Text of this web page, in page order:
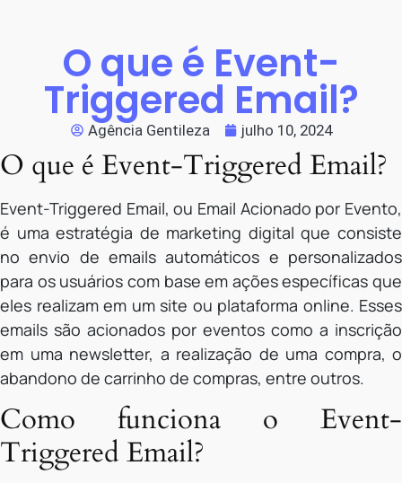
O que é Event-
Triggered Email?
Agência Gentileza julho 10, 2024
O que é Event-Triggered Email?
Event-Triggered Email, ou Email Acionado por Evento,
é uma estratégia de marketing digital que consiste
no envio de emails automáticos e personalizados
para os usuários com base em ações específicas que
eles realizam em um site ou plataforma online. Esses
emails são acionados por eventos como a inscrição
em uma newsletter, a realização de uma compra, o
abandono de carrinho de compras, entre outros.
Como funciona o Event-
Triggered Email?